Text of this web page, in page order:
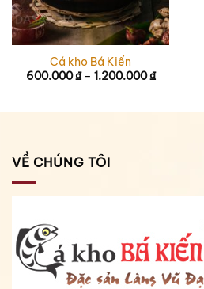
Cá kho Bá Kiến
600.000₫ – 1.200.000₫Khoảng
đến
VỀ CHÚNG TÔI